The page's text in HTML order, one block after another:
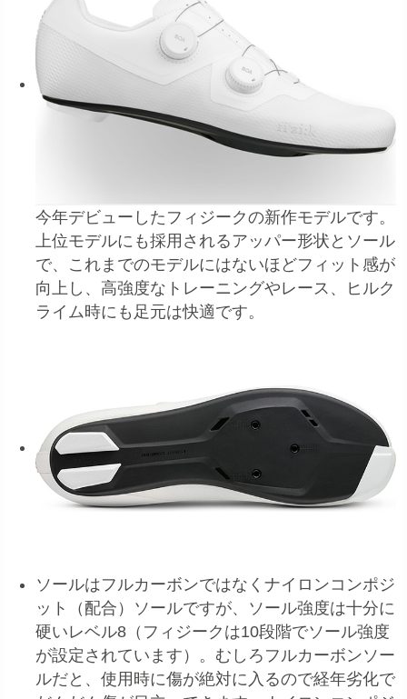
今年デビューしたフィジークの新作モデルです。
上位モデルにも採用されるアッパー形状とソール
で、これまでのモデルにはないほどフィット感が
向上し、高強度なトレーニングやレース、ヒルク
ライム時にも足元は快適です。
ソールはフルカーボンではなくナイロンコンポジ
ット（配合）ソールですが、ソール強度は十分に
硬いレベル8（フィジークは10段階でソール強度
が設定されています）。むしろフルカーボンソー
ルだと、使用時に傷が絶対に入るので経年劣化で